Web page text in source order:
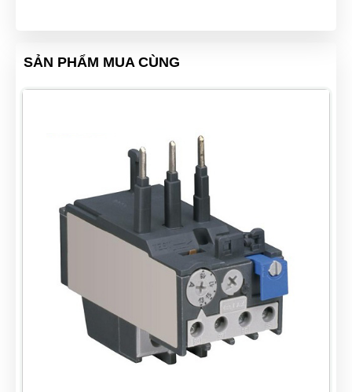
SẢN PHẨM MUA CÙNG